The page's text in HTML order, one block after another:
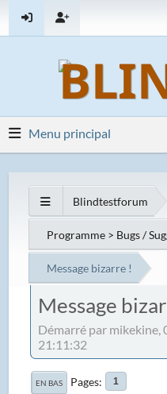
Menu principal
Blindtestforum
Programme > Bugs /
Message bizarre !
Message
Démarré par mikekine,
21:11:32
EN BAS Pages 1